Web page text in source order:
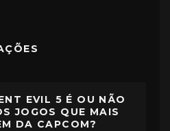
EVIL 5 É OU NÃO
JOGOS QUE MAIS
DA CAPCOM?